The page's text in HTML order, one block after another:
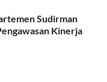
Sudirman
Kinerja